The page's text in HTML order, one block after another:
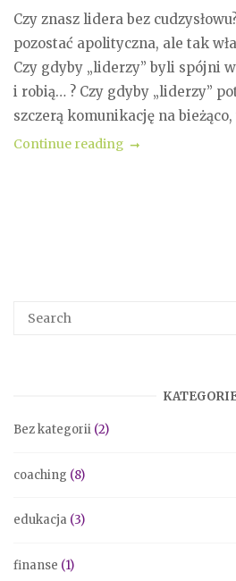
Czy znasz lidera bez
pozostać apolityczna, ale tak
Czy gdyby „liderzy” byli spójni
i robią… ? Czy gdyby „liderzy”
szczerą komunikację na bieżąco,
Continue reading
Bez kategorii (2)
coaching (8)
edukacja (3)
finanse (1)